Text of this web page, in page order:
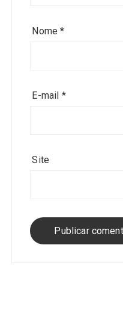
Nome*
E-mail *
Site